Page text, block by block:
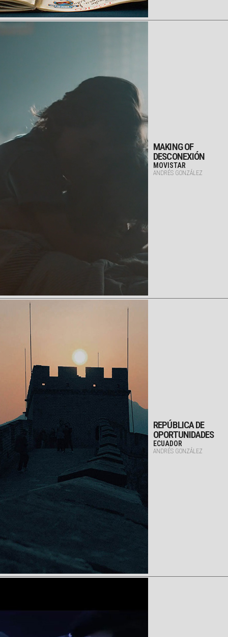
MAKING OF
DESCONEXIÓN
MOVISTAR
ANDRÉS GONZÁLEZ
REPÚBLICA DE
OPORTUNIDADES
ECUADOR
ANDRÉS GONZÁLEZ